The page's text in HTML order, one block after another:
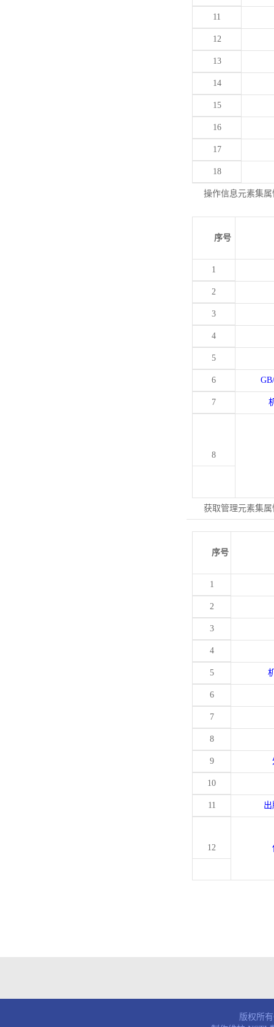
11
12
13
14
15
16
17
18
操作信息元素集
序号
1
2
3
4
5
6
7
8
获取管理元素集
序号
1
2
3
4
5
6
7
8
9
10
11
12
版权所